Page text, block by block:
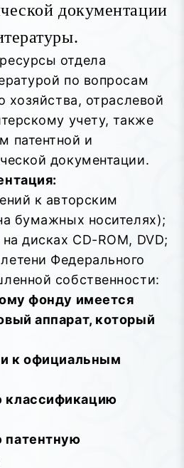
документации
отдела
по вопросам
хозяйства, отраслевой
учету, также
патентной и
документации.
к авторским
бумажных носителях);
дисках CD-ROM, DVD;
Федерального
собственности:
фонду имеется
аппарат, который
к официальным